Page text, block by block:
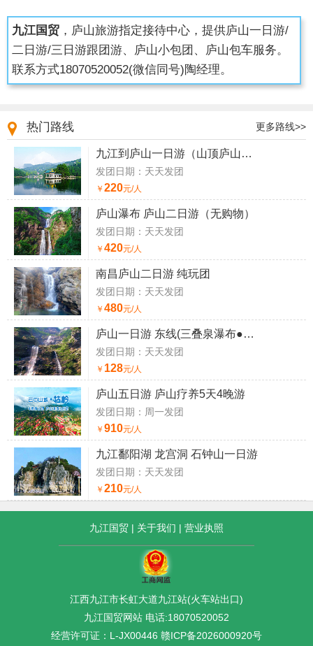
九江国贸 ，庐山旅游指定接待中心，提供庐山一日游/
二日游/三日游跟团游、庐山小包团、庐山包车服务。
联系方式18070520052(微信同号)陶经理。
热门路线 更多路线>>
九江到庐山一日游（山顶庐山一日游）
发团日期：天天发团
￥ 220元/人
庐山瀑布 庐山二日游（无购物）
发团日期：天天发团
￥ 420元/人
南昌庐山二日游 纯玩团
发团日期：天天发团
￥ 480元/人
庐山一日游 东线(三叠泉瀑布●秀峰瀑布)
发团日期：天天发团
￥ 128元/人
庐山五日游 庐山疗养5天4晚游
发团日期：周一发团
￥ 910元/人
九江鄱阳湖 龙宫洞 石钟山一日游
发团日期：天天发团
￥ 210元/人
九江国贸 | 关于我们 | 营业执照
江西九江市长虹大道九江站(火车站出口)
九江国贸网站 电话:18070520052
经营许可证：L-JX00446 赣ICP备2026000920号